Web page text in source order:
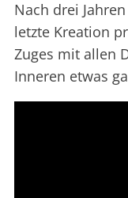
Nach drei
letzte Kreation
Zuges mit allen
Inneren etwas